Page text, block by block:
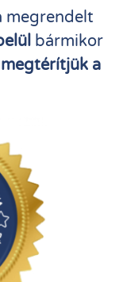
megrendelt
bármikor
megtérítjük a